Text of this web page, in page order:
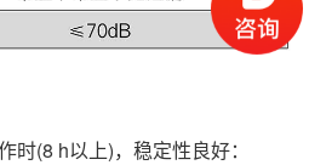
时(8 h以上)，稳定性良好：